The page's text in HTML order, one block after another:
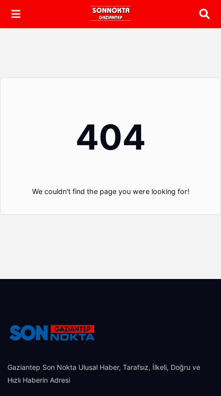
404
We couldn't find the page you were looking for!
Gaziantep Son Nokta Ulusal Haber, Tarafsız, İlkeli, Doğru ve
Hızlı Haberin Adresi